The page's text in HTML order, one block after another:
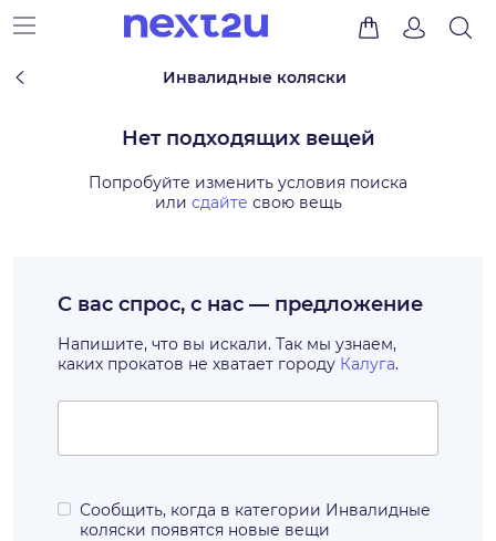
Инвалидные коляски
Нет подходящих вещей
Попробуйте изменить условия поиска
или сдайте свою вещь
С вас спрос, с нас — предложение
Напишите, что вы искали. Так мы узнаем,
каких прокатов не хватает городу Калуга.
Сообщить, когда в категории Инвалидные
коляски появятся новые вещи